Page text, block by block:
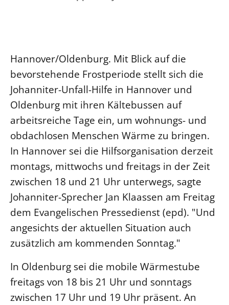
Hannover/Oldenburg. Mit Blick auf die
bevorstehende Frostperiode stellt sich die
Johanniter-Unfall-Hilfe in Hannover und
Oldenburg mit ihren Kältebussen auf
arbeitsreiche Tage ein, um wohnungs- und
obdachlosen Menschen Wärme zu bringen.
In Hannover sei die Hilfsorganisation derzeit
montags, mittwochs und freitags in der Zeit
zwischen 18 und 21 Uhr unterwegs, sagte
Johanniter-Sprecher Jan Klaassen am Freitag
dem Evangelischen Pressedienst (epd). "Und
angesichts der aktuellen Situation auch
zusätzlich am kommenden Sonntag."
In Oldenburg sei die mobile Wärmestube
freitags von 18 bis 21 Uhr und sonntags
zwischen 17 Uhr und 19 Uhr präsent. An
LANDESKIRCHENAMT
Willkommen
Kollegium
Abteilungen des Landeskirchenamts
Rechnungsprüfungsamt
Fachstelle Sexualisierte Gewalt
Beschwerdestellen
Kirchenämter
Datenschutz
Geschäftsstelle Landessynode
LANDESSYNODE
27. Landessynode
Kontakt
Hintergrund
Positionen
Ökumene
Religionen
Nachhaltigkeit
Erneuerbare Energien
Mobilität
Naturschutz
Gebäude
Barrierefreiheit
Presse
Freie Stellen
Service für Gemeinden
Suche